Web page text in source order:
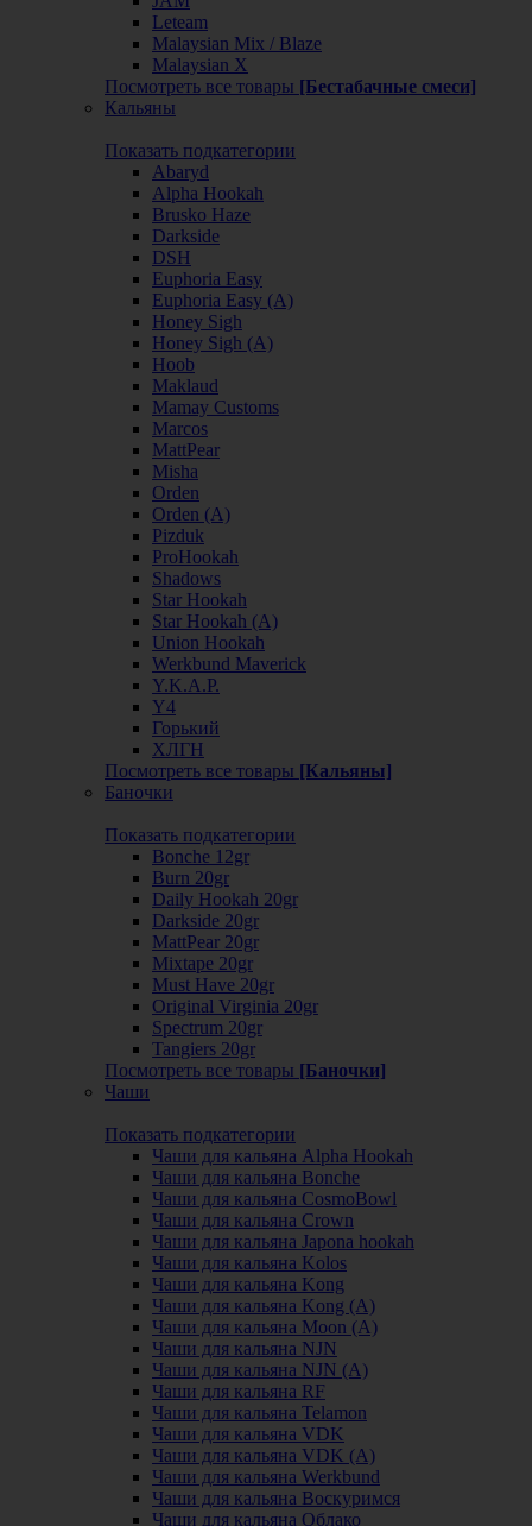
Leteam
Malaysian Mix / Blaze
Malaysian X
Посмотреть все товары [Бестабачные смеси]
Кальяны
Показать подкатегории
Abaryd
Alpha Hookah
Brusko Haze
Darkside
DSH
Euphoria Easy
Euphoria Easy (А)
Honey Sigh
Honey Sigh (А)
Hoob
Maklaud
Mamay Customs
Marcos
MattPear
Misha
Orden
Orden (А)
Pizduk
ProHookah
Shadows
Star Hookah
Star Hookah (А)
Union Hookah
Werkbund Maverick
Y.K.A.P.
Y4
Горький
ХЛГН
Посмотреть все товары [Кальяны]
Баночки
Показать подкатегории
Bonche 12gr
Burn 20gr
Daily Hookah 20gr
Darkside 20gr
MattPear 20gr
Mixtape 20gr
Must Have 20gr
Original Virginia 20gr
Spectrum 20gr
Tangiers 20gr
Посмотреть все товары [Баночки]
Чаши
Показать подкатегории
Чаши для кальяна Alpha Hookah
Чаши для кальяна Bonche
Чаши для кальяна CosmoBowl
Чаши для кальяна Crown
Чаши для кальяна Japona hookah
Чаши для кальяна Kolos
Чаши для кальяна Kong
Чаши для кальяна Kong (A)
Чаши для кальяна Moon (А)
Чаши для кальяна NJN
Чаши для кальяна NJN (А)
Чаши для кальяна RF
Чаши для кальяна Telamon
Чаши для кальяна VDK
Чаши для кальяна VDK (А)
Чаши для кальяна Werkbund
Чаши для кальяна Воскуримся
Чаши для кальяна Облако